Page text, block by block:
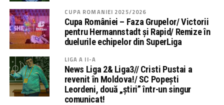
CUPA ROMANIEI 2025/2026
Cupa României – Faza Grupelor/ Victorii
pentru Hermannstadt și Rapid/ Remize în
duelurile echipelor din SuperLiga
LIGA A II-A
News Liga 2& Liga3// Cristi Pustai a
revenit în Moldova!/ SC Popești
Leordeni, două „știri” într-un singur
comunicat!